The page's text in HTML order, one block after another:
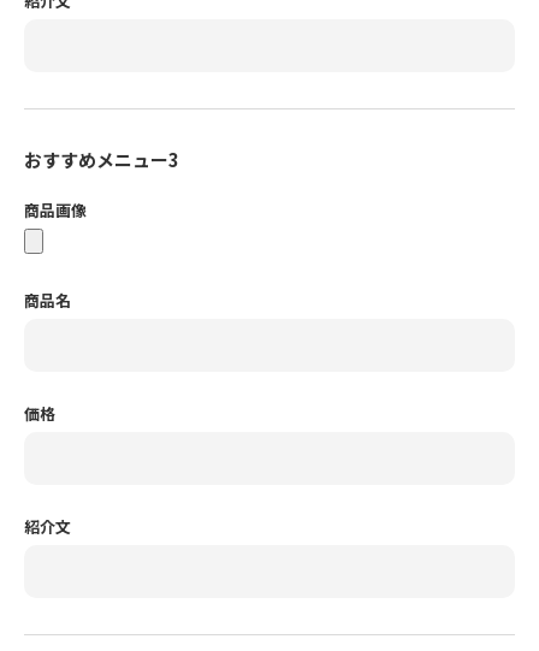
おすすめメニュー3
商品画像
商品名
価格
紹介文